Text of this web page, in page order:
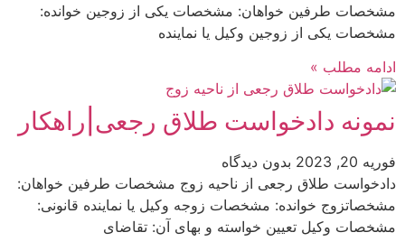
مشخصات طرفین خواهان: مشخصات یکی از زوجین خوانده:
مشخصات یکی از زوجین وکیل یا نماینده
ادامه مطلب »
نمونه دادخواست طلاق رجعی|راهکار
فوریه 20, 2023
بدون دیدگاه
دادخواست طلاق رجعی از ناحیه زوج مشخصات طرفین خواهان:
مشخصاتزوج خوانده: مشخصات زوجه وکیل یا نماینده قانونی:
مشخصات وکیل تعیین خواسته و بهای آن: تقاضای